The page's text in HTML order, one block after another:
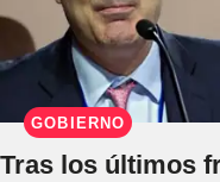
GOBIERNO
Tras los últimos